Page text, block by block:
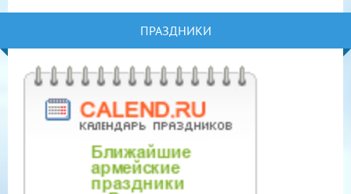
ПРАЗДНИКИ